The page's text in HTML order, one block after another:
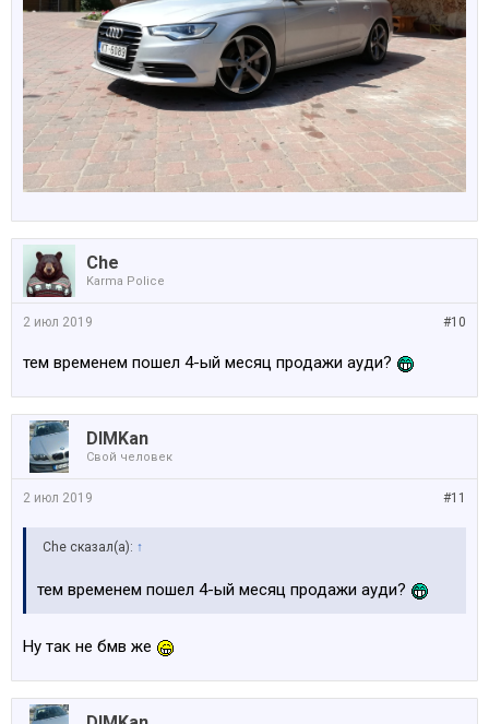
Che
Karma Police
#10
2 июл 2019
тем временем пошел 4-ый месяц продажи ауди?
DIMKan
Свой человек
#11
2 июл 2019
Che сказал(а): ↑
тем временем пошел 4-ый месяц продажи ауди?
Ну так не бмв же